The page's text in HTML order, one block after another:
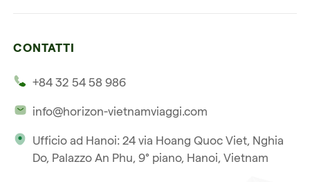
Iscriviti alla nostra
Vietnam e Cambogia
La nostra licenza internazionale
CONTATTI
+84 32 54 58 986
info@horizon-vietnamviaggi.com
Ufficio ad Hanoi: 24 via Hoang Quoc Viet, Nghia
Do, Palazzo An Phu, 9° piano, Hanoi, Vietnam